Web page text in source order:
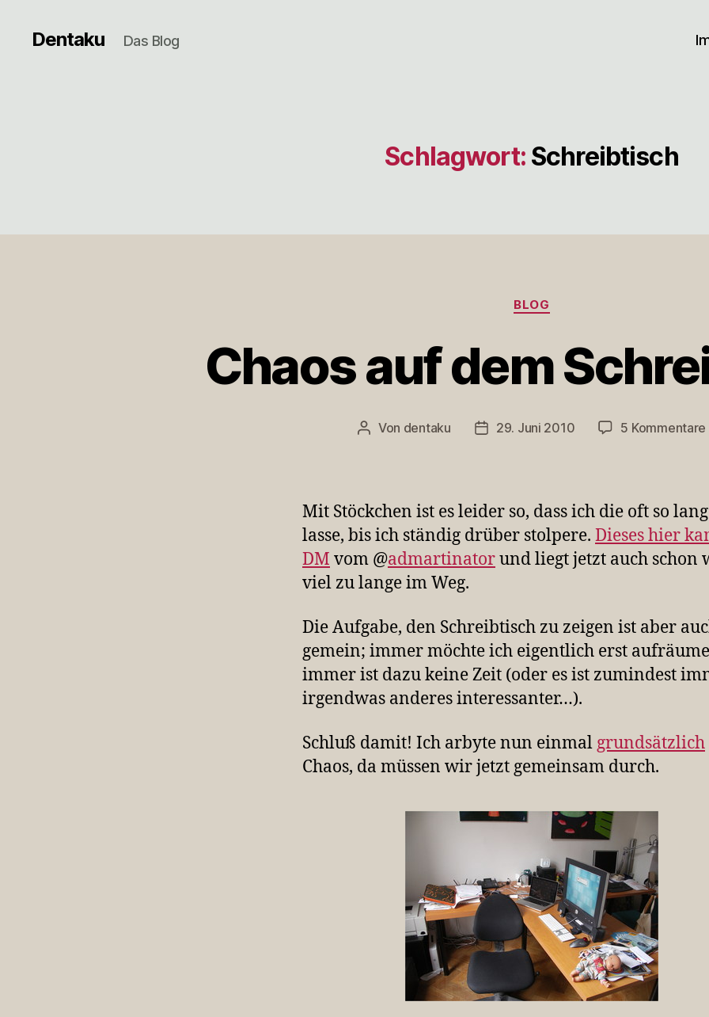
Dentaku Das Blog
Schlagwort: Schreibtisch
Kategorien
BLOG
Chaos auf dem
Beitragsautor
Von dentaku Veröffentlichungsdatum
29. Juni 2010 5 Kommentare
Mit Stöckchen ist es leider so, dass ich die oft so
lasse, bis ich ständig drüber stolpere. Dieses hier
DM vom @admartinatorund liegt jetzt auch schon
viel zu lange im Weg.
Die Aufgabe, den Schreibtisch zu zeigen ist aber
gemein; immer möchte ich eigentlich erst
immer ist dazu keine Zeit (oder es ist zumindest
irgendwas anderes interessanter…).
Schluß damit! Ich arbyte nun einmal grundsätzlich
Chaos, da müssen wir jetzt gemeinsam durch.